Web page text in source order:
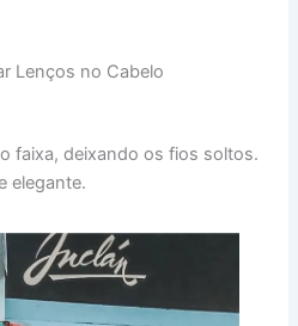
Lenços no Cabelo
faixa, deixando os fios soltos.
elegante.